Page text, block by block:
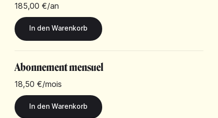
185,00 €/an
Abonnement mensuel
18,50 €/mois